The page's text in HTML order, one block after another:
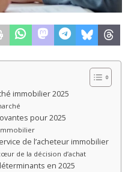
immobilier 2025
pour 2025
de l’acheteur immobilier
de la décision d’achat
en 2025